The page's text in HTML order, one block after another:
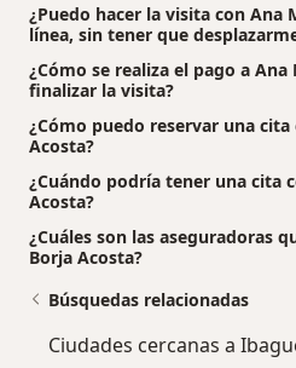
¿Puedo hacer la visita con Ana
línea, sin tener que
¿Cómo se realiza el pago a
finalizar la visita?
¿Cómo puedo reservar una
Acosta?
¿Cuándo podría tener una cita
Acosta?
¿Cuáles son las aseguradoras
Borja Acosta?
Búsquedas relacionadas
Ciudades cercanas a